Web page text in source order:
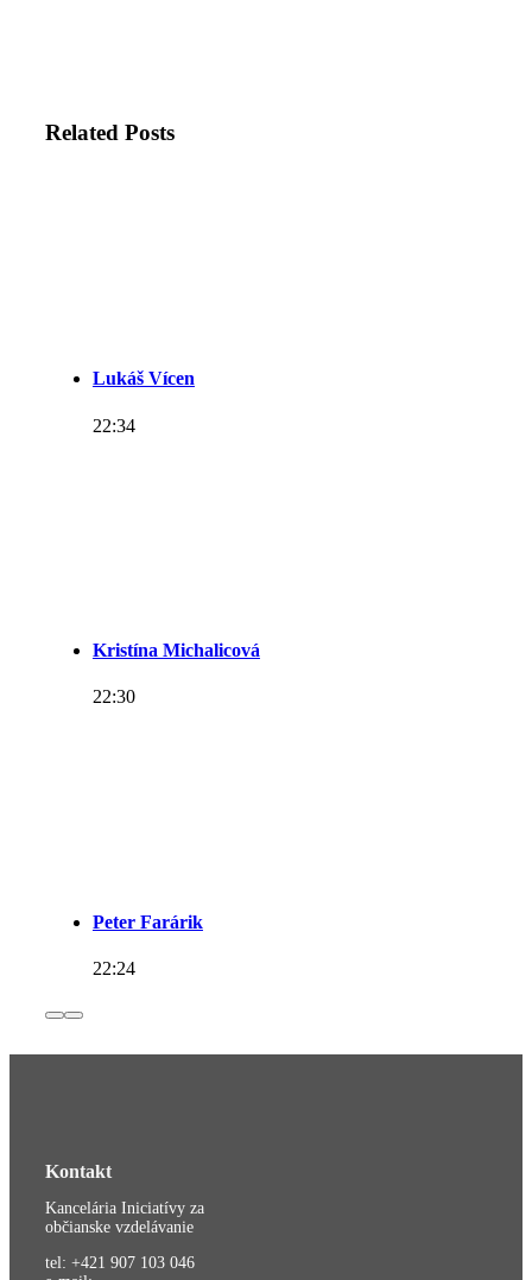
Related Posts
Lukáš Vícen
22:34
Kristína Michalicová
22:30
Peter Farárik
22:24
Kontakt
Kancelária Iniciatívy za
občianske vzdelávanie
tel: +421 907 103 046